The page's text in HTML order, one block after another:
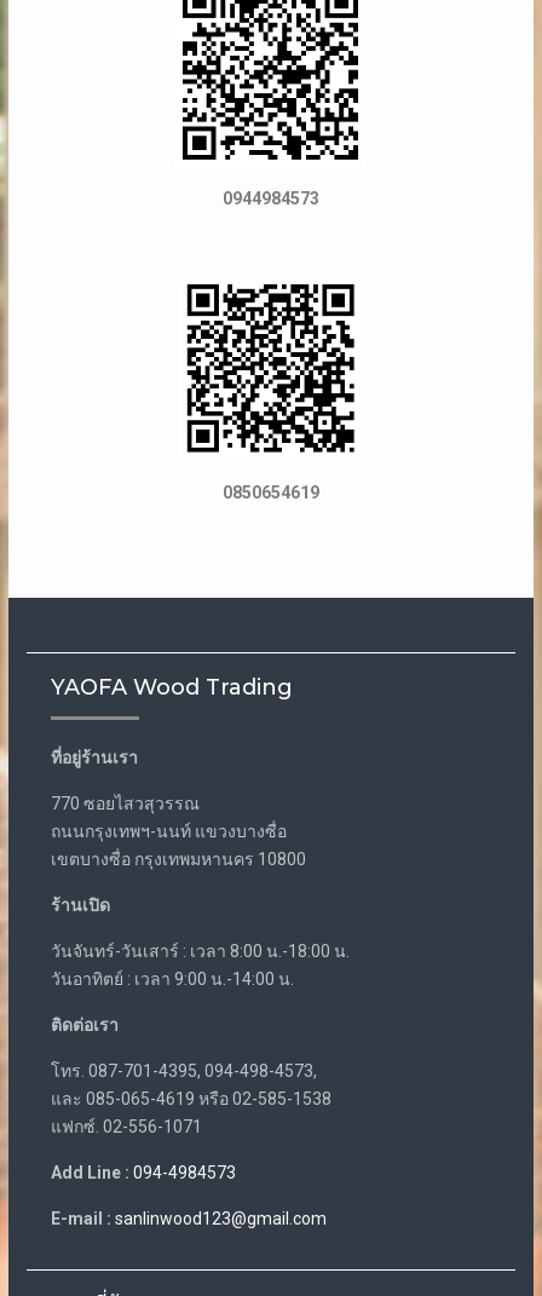
0944984573
0850654619
YAOFA Wood Trading
ที่อยู่ร้านเรา
770 ซอยไสวสุวรรณ
ถนนกรุงเทพฯ-นนท์ แขวงบางซื่อ
เขตบางซื่อ กรุงเทพมหานคร 10800
ร้านเปิด
วันจันทร์-วันเสาร์ : เวลา 8:00 น.-18:00 น.
วันอาทิตย์ : เวลา 9:00 น.-14:00 น.
ติดต่อเรา
โทร. 087-701-4395, 094-498-4573,
และ 085-065-4619 หรือ 02-585-1538
แฟกซ์. 02-556-1071
Add Line : 094-4984573
E-mail : sanlinwood123@gmail.com